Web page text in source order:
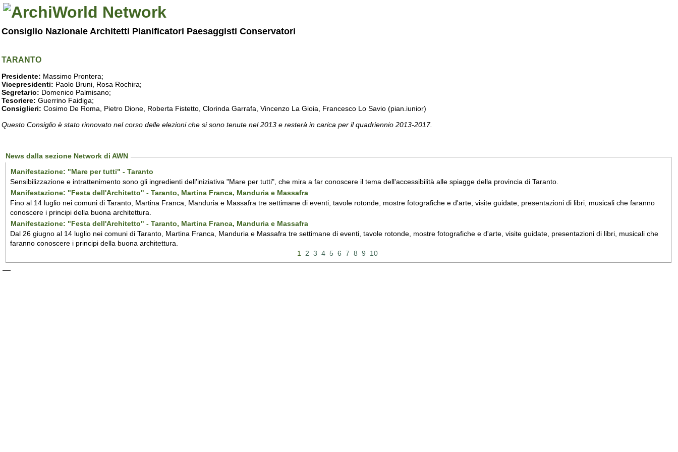
Consiglio Nazionale Architetti Pianificatori Paesaggisti Conservatori
TARANTO
Presidente: Massimo Prontera;
Vicepresidenti: Paolo Bruni, Rosa Rochira;
Segretario: Domenico Palmisano;
Tesoriere: Guerrino Faidiga;
Consiglieri: Cosimo De Roma, Pietro Dione, Roberta Fistetto, Clorinda Garrafa, Vincenzo La Gioia, Francesco Lo Savio (pian.iunior)
Questo Consiglio è stato rinnovato nel corso delle elezioni che si sono tenute nel 2013 e resterà in carica per il quadriennio 2013-2017.
News dalla sezione Network di AWN
Manifestazione: "Mare per tutti" - Taranto
Sensibilizzazione e intrattenimento sono gli ingredienti dell'iniziativa "Mare per tutti", che mira a far conoscere il tema dell'accessibilità alle spiagge della provincia di Taranto.
Manifestazione: "Festa dell'Architetto" - Taranto, Martina Franca, Manduria e Massafra
Fino al 14 luglio nei comuni di Taranto, Martina Franca, Manduria e Massafra tre settimane di eventi, tavole rotonde, mostre fotografiche e d'arte, visite guidate, presentazioni di libri, musicali che faranno
conoscere i principi della buona architettura.
Manifestazione: "Festa dell'Architetto" - Taranto, Martina Franca, Manduria e Massafra
Dal 26 giugno al 14 luglio nei comuni di Taranto, Martina Franca, Manduria e Massafra tre settimane di eventi, tavole rotonde, mostre fotografiche e d'arte, visite guidate, presentazioni di libri, musicali che
faranno conoscere i principi della buona architettura.
1
2 3 4 5 6 7 8 9 10